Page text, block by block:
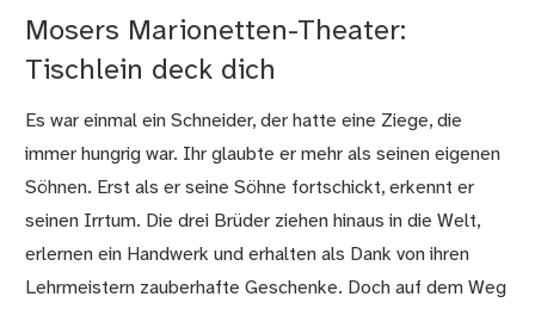
Mosers Marionetten-Theater:
Tischlein deck dich
Es war einmal ein Schneider, der hatte eine Ziege, die
immer hungrig war. Ihr glaubte er mehr als seinen eigenen
Söhnen. Erst als er seine Söhne fortschickt, erkennt er
seinen Irrtum. Die drei Brüder ziehen hinaus in die Welt,
erlernen ein Handwerk und erhalten als Dank von ihren
Lehrmeistern zauberhafte Geschenke. Doch auf dem Weg